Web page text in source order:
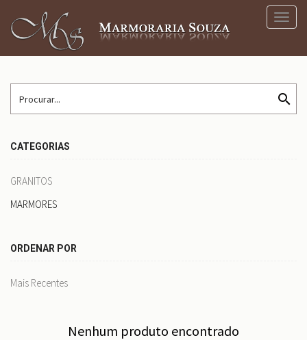
search
CATEGORIAS
GRANITOS
MARMORES
ORDENAR POR
Mais Recentes
Nenhum produto encontrado